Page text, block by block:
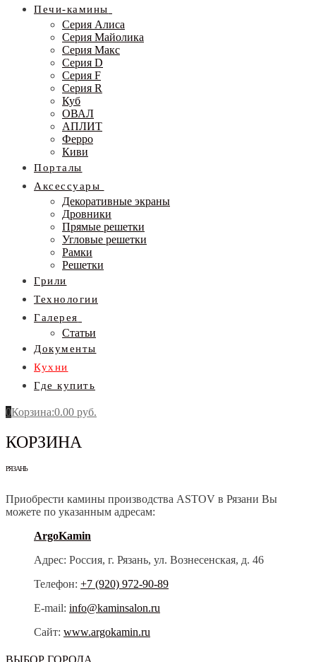
Печи-камины
Серия Алиса
Серия Майолика
Серия Макс
Серия D
Серия F
Серия R
Куб
ОВАЛ
АПЛИТ
Ферро
Киви
Порталы
Аксессуары
Декоративные экраны
Дровники
Прямые решетки
Угловые решетки
Рамки
Решетки
Грили
Технологии
Галерея
Статьи
Документы
Кухни
Где купить
0Корзина:0.00 руб.
КОРЗИНА
РЯЗАНЬ
Приобрести камины производства ASTOV в Рязани Вы
можете по указанным адресам:
ArgoKamin
Адрес: Россия, г. Рязань, ул. Вознесенская, д. 46
Телефон: +7 (920) 972‑90-89
E-mail: info@kaminsalon.ru
Сайт: www.argokamin.ru
ВЫБОР ГОРОДА